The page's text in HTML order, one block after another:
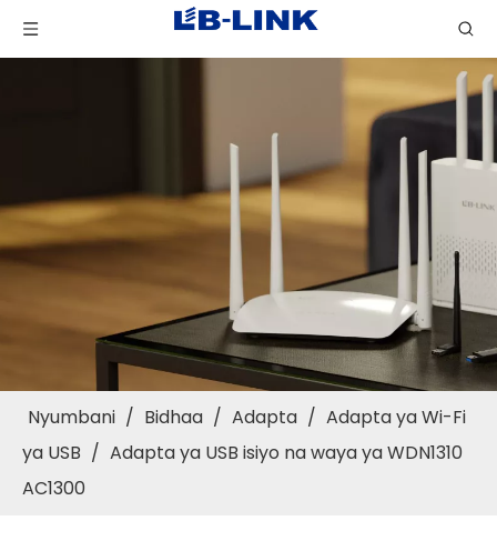
Nyumbani / Bidhaa / Adapta / Adapta ya Wi-Fi
ya USB / Adapta ya USB isiyo na waya ya WDN1310
AC1300